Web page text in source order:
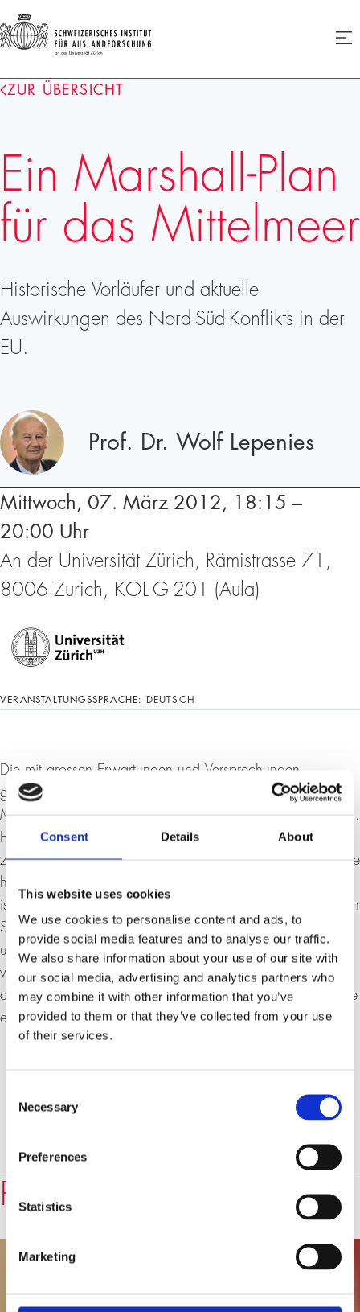
Consent Details About
This website uses cookies
We use cookies to personalise content and ads, to
provide social media features and to analyse our traffic.
We also share information about your use of our site with
our social media, advertising and analytics partners who
may combine it with other information that you’ve
provided to them or that they’ve collected from your use
of their services.
Selection
Necessary
Preferences
Statistics
Marketing
Homepage
ZUR ÜBERSICHT
Ein Marshall-Plan
für das Mittelmeer
Historische Vorläufer und aktuelle
Auswirkungen des Nord-Süd-Konflikts in der
EU.
Prof. Dr. Wolf Lepenies
Mittwoch, 07. März 2012, 18:15 –
20:00 Uhr
An der Universität Zürich, Rämistrasse 71,
8006 Zurich, KOL-G-201 (Aula)
VERANSTALTUNGSSPRACHE: DEUTSCH
Die mit grossen Erwartungen und Versprechungen
gegründete Union für das Mittelmeer (Union pour la
Méditerranée) ist den Erwartungen nicht gerecht geworden.
Hauptgrund dafür ist eine neue geopolitische Konkurrenz
zwischen Deutschland und Frankreich. Sie hat tiefreichende
historische Ursachen. Die deutsch-französische Konkurrenz
ist bezeichnend für eine Politik des Zögerns und der kleinen
Schritte, die Europa gegenwärtig lähmt. In Europa aber,
und gewiss in der Europäischen Union, brauchen wir
wieder den Mut zur «Grossen Erzählung», zu einer Politik,
die sich weitreichende Ziele setzt. Ein Beispiel dafür könnte
ein Marshall-Plan für das Mittelmeer sein.
Redner
Prof. Dr. Wolf Lepenies